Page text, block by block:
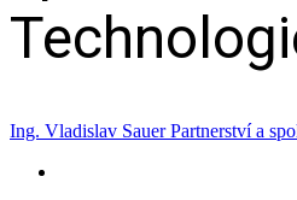
Ing. Vladislav Sauer Partnerství a